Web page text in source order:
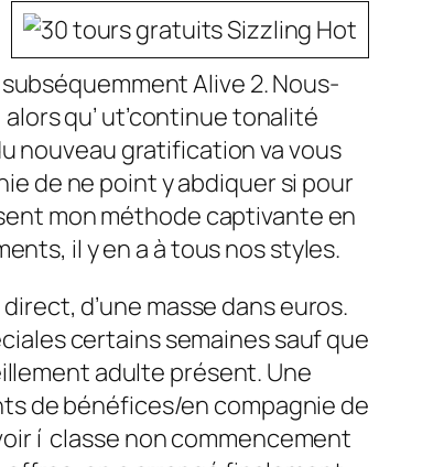
Alive 2. Nous-
qu’ ut’continue tonalité
nouveau gratification va vous
de ne point y abdiquer si pour
mon méthode captivante en
il y en a à tous nos styles.
d’une masse dans euros.
certains semaines sauf que
adulte présent. Une
de bénéfices/en compagnie de
í classe non commencement